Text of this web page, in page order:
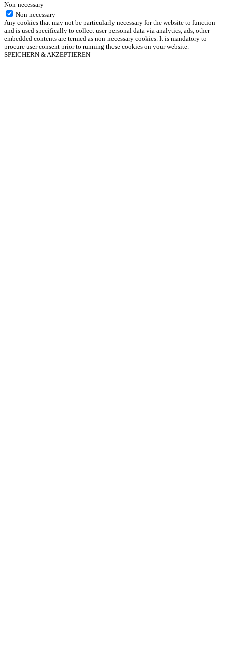
Non-necessary
Non-necessary
Any cookies that may not be particularly necessary for the website to function
and is used specifically to collect user personal data via analytics, ads, other
embedded contents are termed as non-necessary cookies. It is mandatory to
procure user consent prior to running these cookies on your website.
SPEICHERN & AKZEPTIEREN